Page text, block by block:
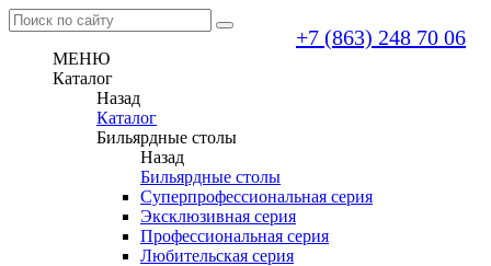
+7 (863) 248 70 06
МЕНЮ
Каталог
Назад
Каталог
Бильярдные столы
Назад
Бильярдные столы
Суперпрофессиональная серия
Эксклюзивная серия
Профессиональная серия
Любительская серия